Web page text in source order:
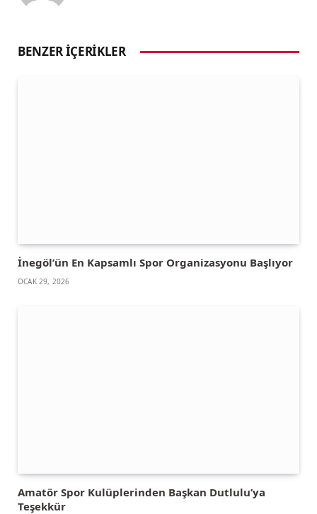
BENZER İÇERIKLER
İnegöl’ün En Kapsamlı Spor Organizasyonu Başlıyor
OCAK 29, 2026
Amatör Spor Kulüplerinden Başkan Dutlulu’ya
Teşekkür